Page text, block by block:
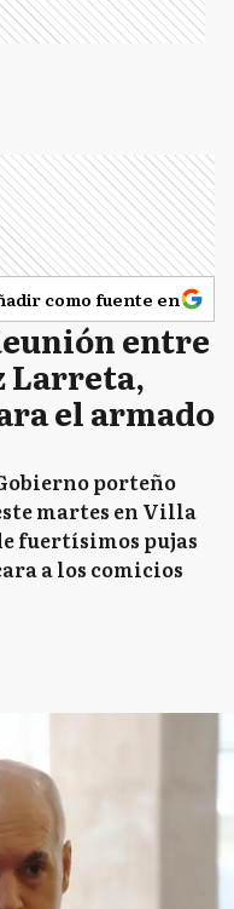
como fuente en
entre
Larreta,
el armado
porteño
martes en Villa
fuertísimos pujas
a los comicios